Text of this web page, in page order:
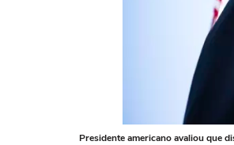
Presidente americano avaliou que